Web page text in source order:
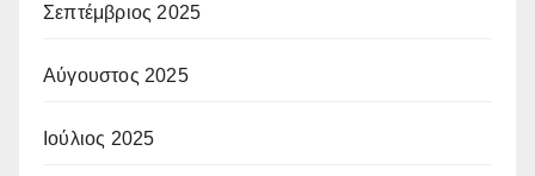
Σεπτέμβριος 2025
Αύγουστος 2025
Ιούλιος 2025